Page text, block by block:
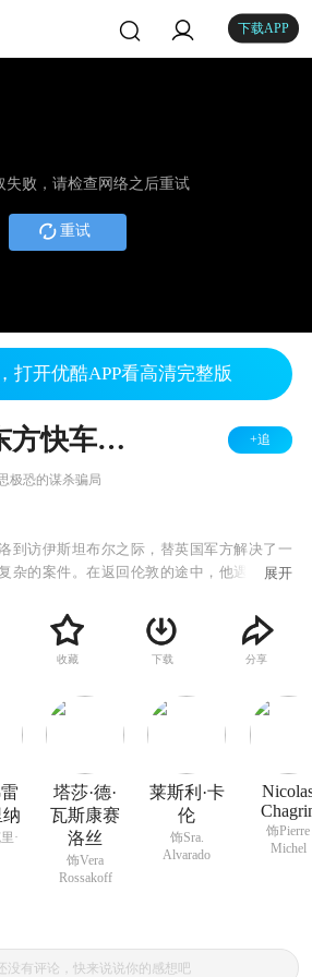
下载APP
失败，请检查网络之后重试
重试
打开优酷APP看高清完整版
东方快车谋杀案 +追
极恐的谋杀骗局
到访伊斯坦布尔之际，替英国军方解决了一
杂的案件。在返回伦敦的途中，他遇到了老
刻订到了东方快车的车票。在列车上，波洛
了形形色色的乘客，其中有一位凶残的美国
商Samuel Ratchett告诉波洛自己的生命受到威
波洛的拒绝。第二天清晨醒来之际，波洛发现
车受困于暴风雪中而Ratchett已经在自己的包厢
案展开调查……
展开
收藏 下载 分享
纳
·
塔莎·德·
瓦斯康赛
洛丝
饰Vera
Rossakoff
莱斯利·卡
伦
饰Sra.
Alvarado
饰Pierre
Michel